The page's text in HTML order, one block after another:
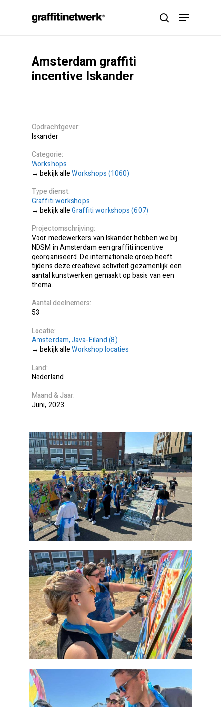
search
Menu
Amsterdam graffiti
incentive Iskander
Opdrachtgever
Iskander
Categorie
Workshops
Workshops (1060)
Type dienst
Graffiti workshops
Graffiti workshops (607)
Projectomschrijving
Voor medewerkers van Iskander hebben we bij
NDSM in Amsterdam een graffiti incentive
georganiseerd. De internationale groep heeft
tijdens deze creatieve activiteit gezamenlijk een
aantal kunstwerken gemaakt op basis van een
thema.
Aantal deelnemers
53
Locatie
Amsterdam, Java-Eiland (8)
bekijk alleWorkshop locaties
Land
Nederland
Maand
Jaar
Juni 2023